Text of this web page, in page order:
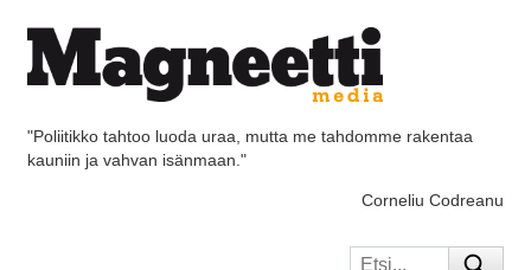
"Poliitikko tahtoo luoda uraa, mutta me tahdomme rakentaa
kauniin ja vahvan isänmaan."
Corneliu Codreanu